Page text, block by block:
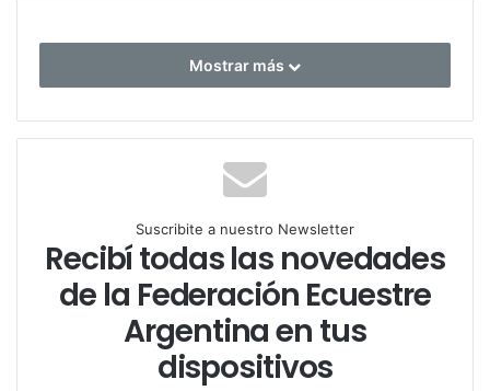
Mostrar más
Suscribite a nuestro Newsletter
Recibí todas las novedades
de la Federación Ecuestre
Argentina en tus
dispositivos